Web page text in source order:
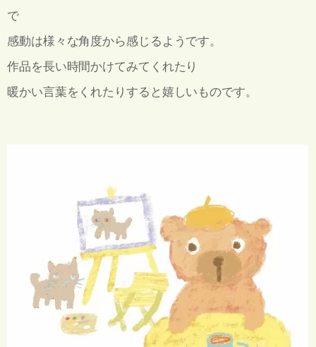
で
感動は様々な角度から感じるようです。
作品を長い時間かけてみてくれたり
暖かい言葉をくれたりすると嬉しいものです。